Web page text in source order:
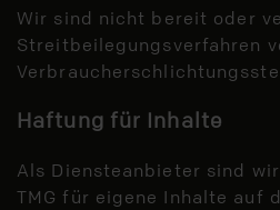
Wir sind nicht bereit oder
Streitbeilegungsverfahren
Haftung für Inhalte
Als Diensteanbieter sind
TMG für eigene Inhalte auf